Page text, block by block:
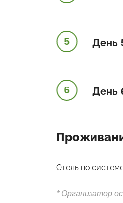
5 День
6 День
Отель по
*Организатор